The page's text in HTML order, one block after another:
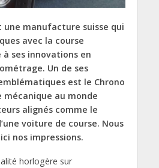
une manufacture suisse qui
avec la course
ses innovations en
Un de ses
est le Chrono
mécanique au monde
alignés comme le
voiture de course. Nous
nos impressions.
horlogère sur